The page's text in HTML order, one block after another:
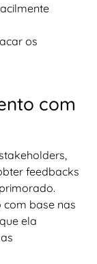
os
com
feedbacks
base nas
ela